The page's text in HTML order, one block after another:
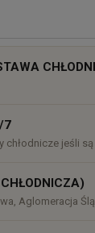
nie zawiera
7
chłodnicze jeśli
Aglomeracja